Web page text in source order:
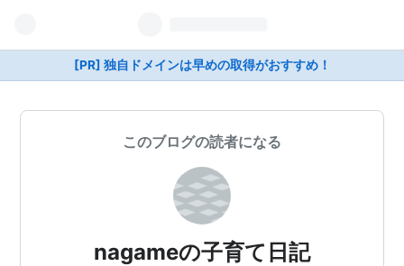
[PR] 独自ドメインは早めの取得がおすすめ！
このブログの読者になる
nagameの子育て日記